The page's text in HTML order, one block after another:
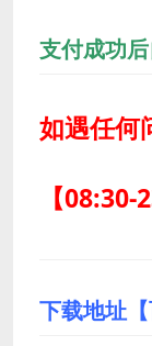
支付成功
如遇任何
【
下载地址